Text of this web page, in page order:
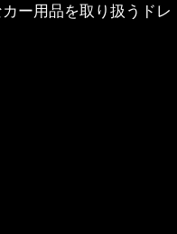
ー用品を取り扱うドレ